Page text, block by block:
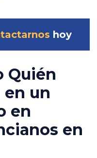
hoy
Quién
en un
en
en